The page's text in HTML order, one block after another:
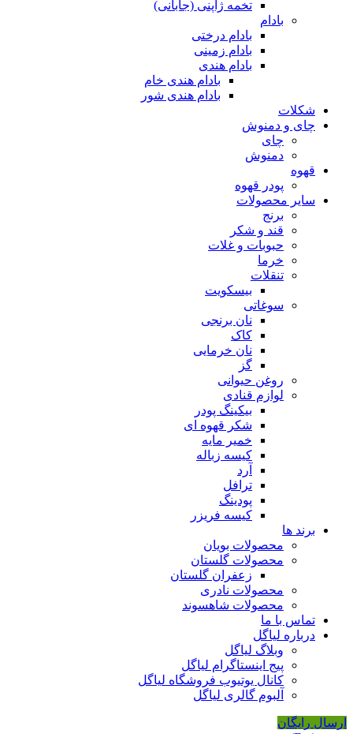
تخمه ژاپنی (جابانی)
بادام
بادام درختی
بادام زمینی
بادام هندی
بادام هندی خام
بادام هندی شور
شکلات
چای و دمنوش
چای
دمنوش
قهوه
پودر قهوه
سایر محصولات
برنج
قند و شکر
حبوبات و غلات
خرما
تنقلات
بیسکویت
سوغاتی
نان برنجی
کاک
نان خرمایی
گز
روغن حیوانی
لوازم قنادی
بیکینگ پودر
شکر قهوه ای
خمیر مایه
کیسه زباله
آرد
ترافل
پودینگ
کیسه فریزر
برند ها
محصولات بویان
محصولات گلستان
زعفران گلستان
محصولات نادری
محصولات شاهسوند
تماس با ما
درباره لیاگل
وبلاگ لیاگل
پیج اینستاگرام لیاگل
کانال یوتیوب فروشگاه لیاگل
آلبوم گالری لیاگل
ارسال رایگان